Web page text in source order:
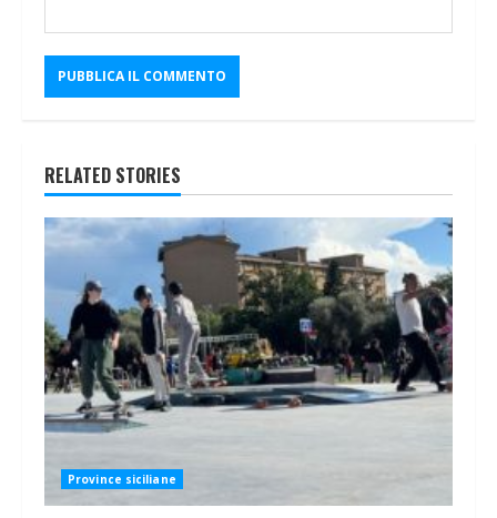
RELATED STORIES
Province siciliane